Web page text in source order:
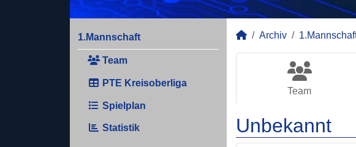
1.Mannschaft
Team
PTE Kreisoberliga
Spielplan
Statistik
Archiv
Team
Unbekannt